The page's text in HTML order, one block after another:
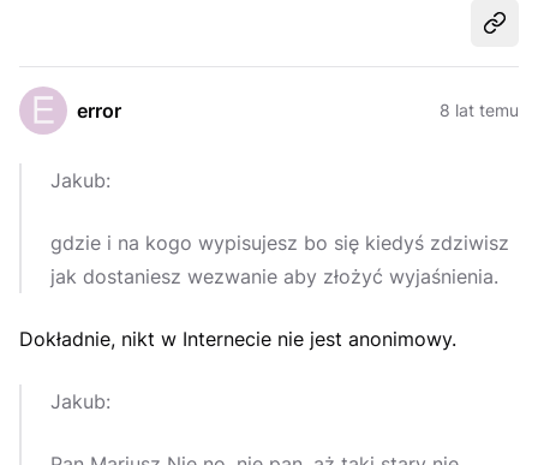
error 8 lat temu
Jakub:
gdzie i na kogo wypisujesz bo się kiedyś zdziwisz
jak dostaniesz wezwanie aby złożyć wyjaśnienia.
Dokładnie, nikt w Internecie nie jest anonimowy.
Jakub: